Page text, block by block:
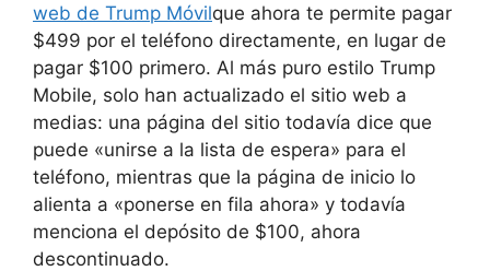
web de Trump Móvilque ahora te permite pagar
$499 por el teléfono directamente, en lugar de
pagar $100 primero. Al más puro estilo Trump
Mobile, solo han actualizado el sitio web a
medias: una página del sitio todavía dice que
puede «unirse a la lista de espera» para el
teléfono, mientras que la página de inicio lo
alienta a «ponerse en fila ahora» y todavía
menciona el depósito de $100, ahora
descontinuado.